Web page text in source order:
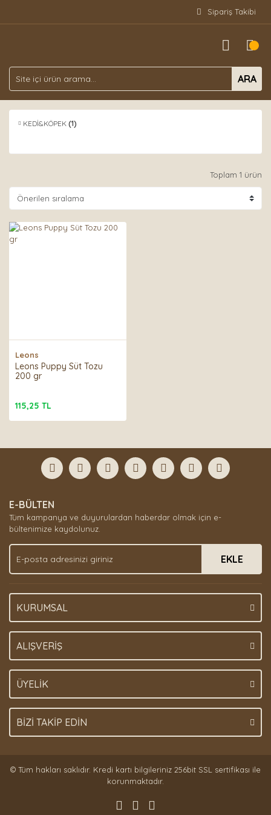
Sipariş Takibi
ARA
KEDİ&KÖPEK (1)
Toplam 1 ürün
Leons
Leons Puppy Süt Tozu
200 gr
115,25 TL
E-BÜLTEN
Tüm kampanya ve duyurulardan haberdar olmak için e-
bültenimize kaydolunuz.
EKLE
KURUMSAL
ALIŞVERİŞ
ÜYELİK
BİZİ TAKİP EDİN
© Tüm hakları saklıdır. Kredi kartı bilgileriniz 256bit SSL sertifikası ile
korunmaktadır.